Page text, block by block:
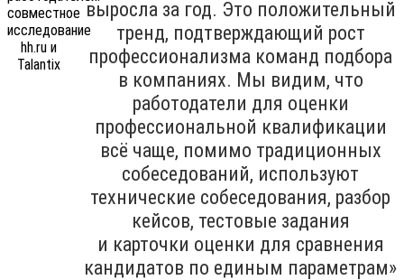
выросла за год. Это положительный
тренд, подтверждающий рост
профессионализма команд подбора
в компаниях. Мы видим, что
работодатели для оценки
профессиональной квалификации
всё чаще, помимо традиционных
собеседований, используют
технические собеседования, разбор
кейсов, тестовые задания
и карточки оценки для сравнения
кандидатов по единым параметрам»